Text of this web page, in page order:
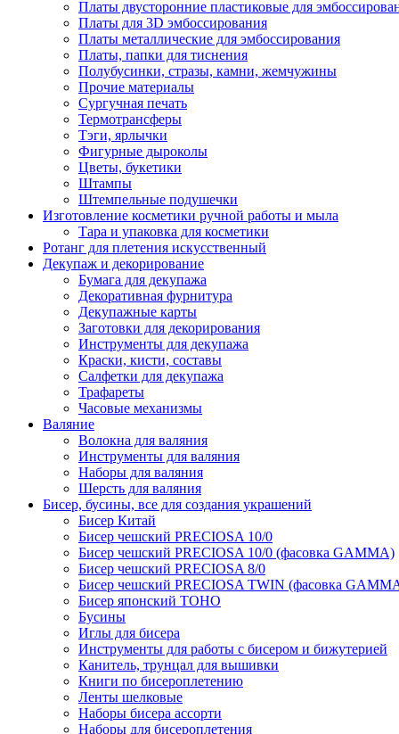
Платы двусторонние пластиковые для
Платы для 3D эмбоссирования
Платы металлические для эмбоссирования
Платы, папки для тиснения
Полубусинки, стразы, камни, жемчужины
Прочие материалы
Сургучная печать
Термотрансферы
Тэги, ярлычки
Фигурные дыроколы
Цветы, букетики
Штампы
Штемпельные подушечки
Изготовление косметики ручной работы и мыла
Тара и упаковка для косметики
Ротанг для плетения искусственный
Декупаж и декорирование
Бумага для декупажа
Декоративная фурнитура
Декупажные карты
Заготовки для декорирования
Инструменты для декупажа
Краски, кисти, составы
Салфетки для декупажа
Трафареты
Часовые механизмы
Валяние
Волокна для валяния
Инструменты для валяния
Наборы для валяния
Шерсть для валяния
Бисер, бусины, все для создания украшений
Бисер Китай
Бисер чешский PRECIOSA 10/0
Бисер чешский PRECIOSA 10/0 (фасовка GAMMA)
Бисер чешский PRECIOSA 8/0
Бисер чешский PRECIOSA TWIN (фасовка
Бисер японский TOHO
Бусины
Иглы для бисера
Инструменты для работы с бисером и бижутерией
Канитель, трунцал для вышивки
Книги по бисероплетению
Ленты шелковые
Наборы бисера ассорти
Наборы для бисероплетения